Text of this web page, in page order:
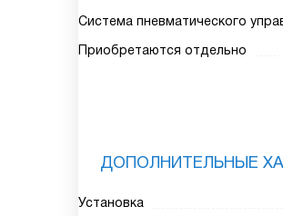
Система пневматического
Приобретаются отдельно
ДОПОЛНИТЕЛЬНЫЕ
Установка